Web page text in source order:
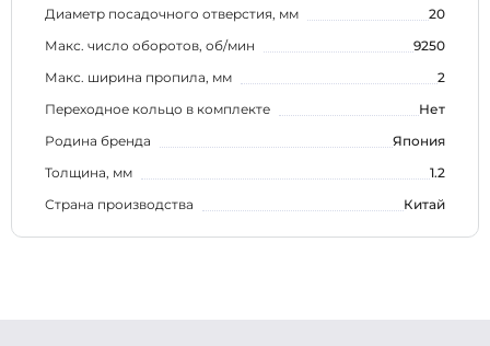
Диаметр посадочного отверстия, мм
20
Макс. число оборотов, об/мин
9250
Макс. ширина пропила, мм
2
Переходное кольцо в комплекте
Нет
Родина бренда
Япония
Толщина, мм
1.2
Страна производства
Китай